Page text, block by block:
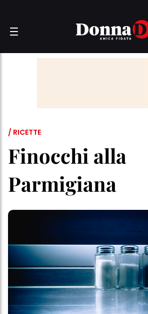
/ RICETTE
Finocchi alla
Parmigiana